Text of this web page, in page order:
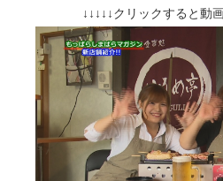
↓↓↓↓↓クリックすると動